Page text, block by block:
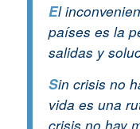
El
países es la
salidas y
Sin crisis no
vida es una